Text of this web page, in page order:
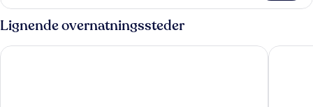
villa
-
privat
pool
-
Lignende overnatningssteder
Mythic Valley Diverso